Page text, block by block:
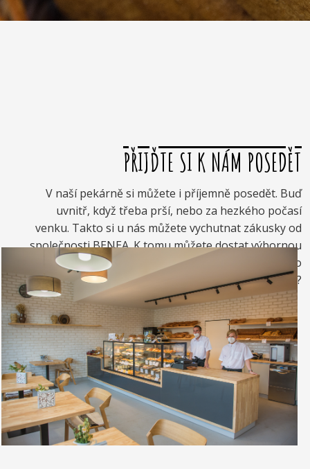
PŘIJĎTE SI K NÁM POSEDĚT
V naší pekárně si můžete i příjemně posedět. Buď
uvnitř, když třeba prší, nebo za hezkého počasí
venku. Takto si u nás můžete vychutnat zákusky od
společnosti BENEA. K tomu můžete dostat výbornou
kávou. Nebo si raději dáte zrmzlinový pohár nebo
vynikající točenou zmrzlinu?